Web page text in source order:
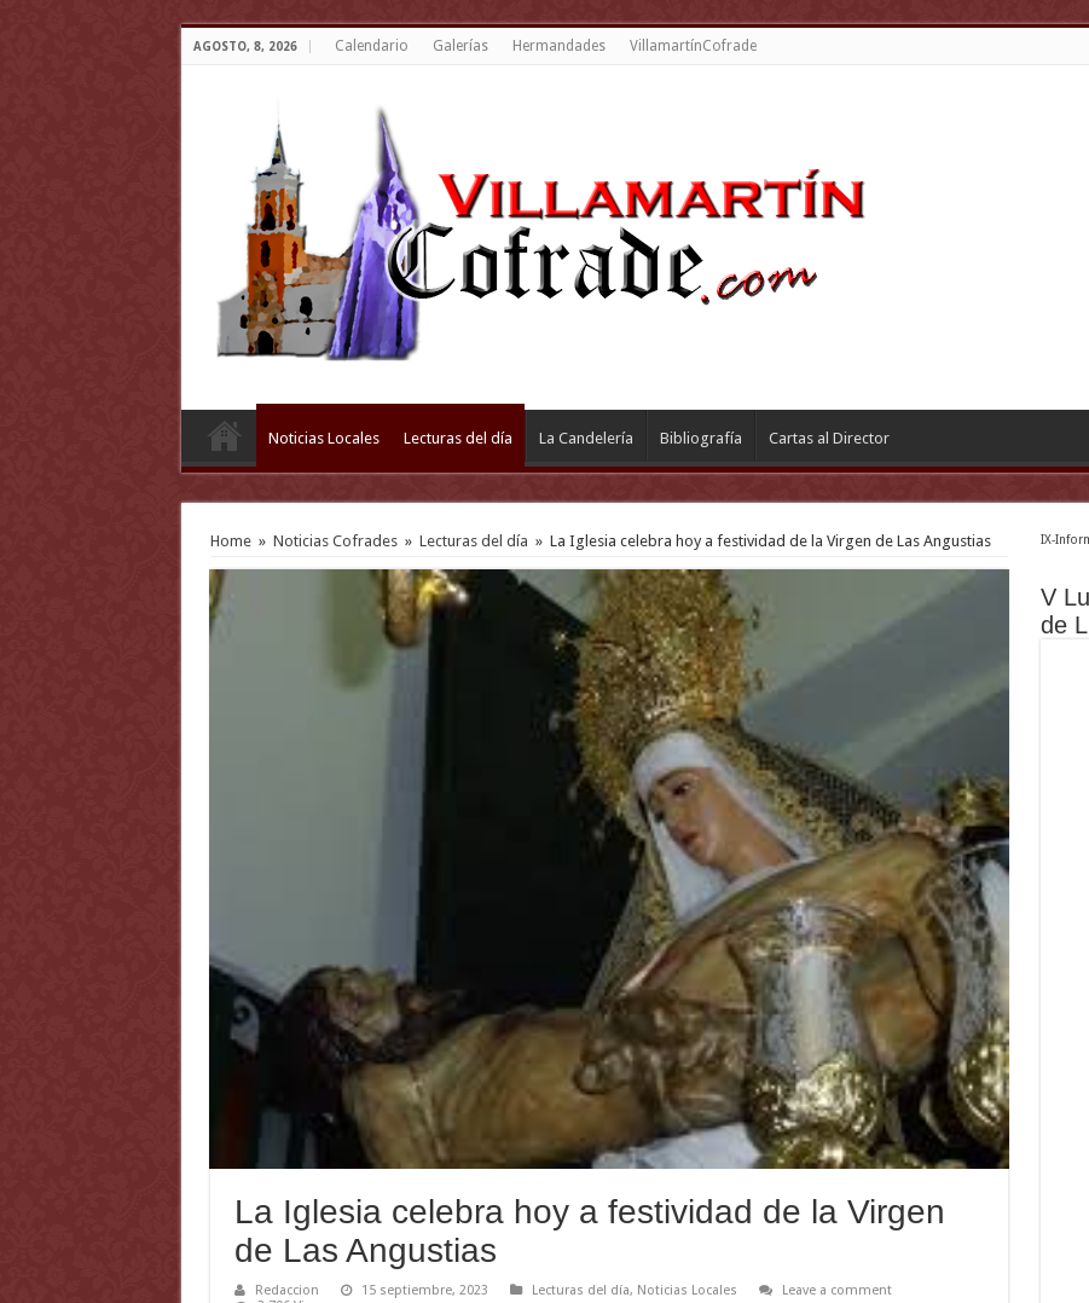
AGOSTO, 8, 2026 Calendario Galerías Hermandades VillamartínCofrade
Noticias Locales Lecturas del día La Candelería Bibliografía Cartas al Director
Home » Noticias Cofrades » Lecturas del día » La Iglesia celebra hoy a festividad de la Virgen de Las Angustias
La Iglesia celebra hoy a festividad de la Virgen
de Las Angustias
Redaccion 15 septiembre, 2023 Lecturas del día, Noticias Locales
Leave a comment
IX-
V
de